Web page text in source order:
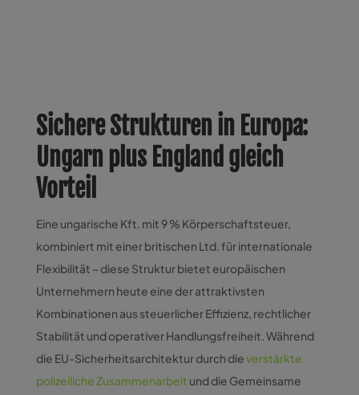
Sichere Strukturen in Europa:
Ungarn plus England gleich
Vorteil
Eine ungarische Kft. mit 9 % Körperschaftsteuer,
kombiniert mit einer britischen Ltd. für internationale
Flexibilität – diese Struktur bietet europäischen
Unternehmern heute eine der attraktivsten
Kombinationen aus steuerlicher Effizienz, rechtlicher
Stabilität und operativer Handlungsfreiheit. Während
die EU-Sicherheitsarchitektur durch dieverstärkte
polizeiliche Zusammenarbeit und die Gemeinsame